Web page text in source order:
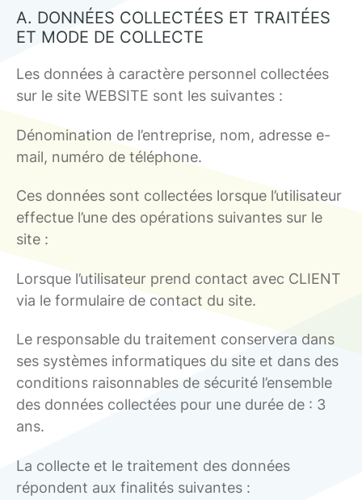
A. DONNÉES COLLECTÉES ET TRAITÉES
ET MODE DE COLLECTE
Les données à caractère personnel collectées
sur le site WEBSITE sont les suivantes :
Dénomination de l’entreprise, nom, adresse e-
mail, numéro de téléphone.
Ces données sont collectées lorsque l’utilisateur
effectue l’une des opérations suivantes sur le
site :
Lorsque l’utilisateur prend contact avec CLIENT
via le formulaire de contact du site.
Le responsable du traitement conservera dans
ses systèmes informatiques du site et dans des
conditions raisonnables de sécurité l’ensemble
des données collectées pour une durée de : 3
ans.
La collecte et le traitement des données
répondent aux finalités suivantes :